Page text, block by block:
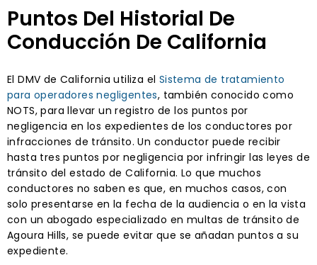
Puntos Del Historial De
Conducción De California
El DMV de California utiliza el Sistema de tratamiento
para operadores negligentes, también conocido como
NOTS, para llevar un registro de los puntos por
negligencia en los expedientes de los conductores por
infracciones de tránsito. Un conductor puede recibir
hasta tres puntos por negligencia por infringir las leyes de
tránsito del estado de California. Lo que muchos
conductores no saben es que, en muchos casos, con
solo presentarse en la fecha de la audiencia o en la vista
con un abogado especializado en multas de tránsito de
Agoura Hills, se puede evitar que se añadan puntos a su
expediente.